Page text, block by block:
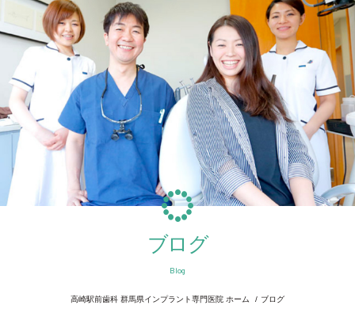
ブログ
Blog
高崎駅前歯科 群馬県インプラント専門医院 ホーム ブログ